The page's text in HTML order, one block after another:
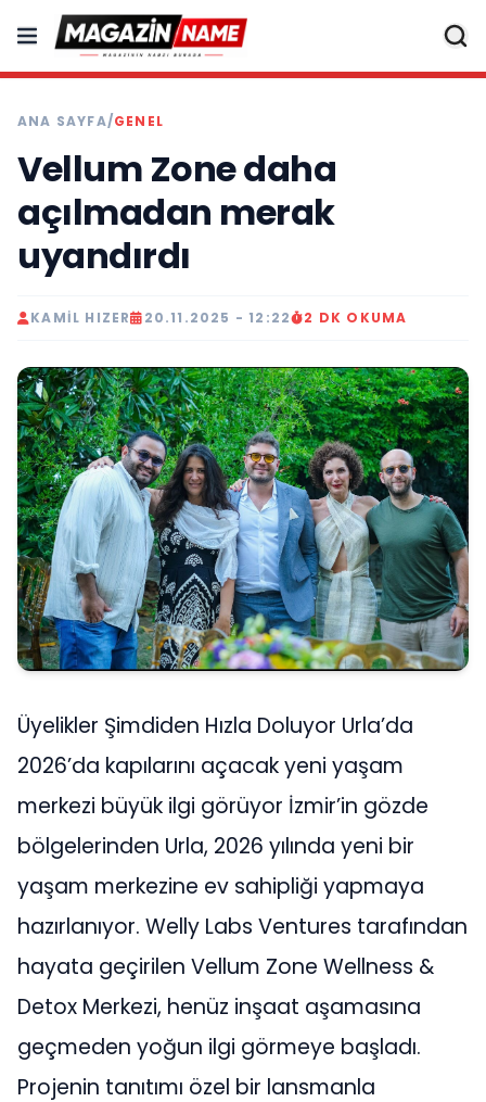
ANA SAYFA/GENEL
Vellum Zone daha
açılmadan merak
uyandırdı
KAMIL HIZER 20.11.2025 - 12:22 2 DK OKUMA
Üyelikler Şimdiden Hızla Doluyor Urla’da
2026’da kapılarını açacak yeni yaşam
merkezi büyük ilgi görüyor İzmir’in gözde
bölgelerinden Urla, 2026 yılında yeni bir
yaşam merkezine ev sahipliği yapmaya
hazırlanıyor. Welly Labs Ventures tarafından
hayata geçirilen Vellum Zone Wellness &
Detox Merkezi, henüz inşaat aşamasına
geçmeden yoğun ilgi görmeye başladı.
Projenin tanıtımı özel bir lansmanla